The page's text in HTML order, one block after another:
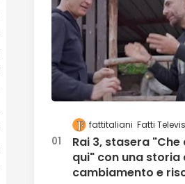
fattitaliani Fatti
Rai 3, stasera
qui" con una storia
cambiamento e